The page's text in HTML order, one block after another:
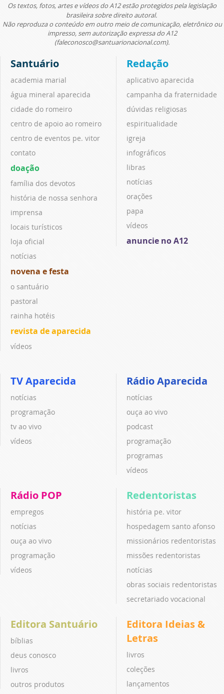
Os textos, fotos, artes e vídeos do A12 estão protegidos pela legislação
brasileira sobre direito autoral.
Não reproduza o conteúdo em outro meio de comunicação, eletrônico ou
impresso, sem autorização expressa do A12
(faleconosco@santuarionacional.com).
Santuário
academia marial
água mineral aparecida
cidade do romeiro
centro de apoio ao romeiro
centro de eventos pe. vitor
contato
doação
família dos devotos
história de nossa senhora
imprensa
locais turísticos
loja oficial
notícias
novena e festa
o santuário
pastoral
rainha hotéis
revista de aparecida
vídeos
Redação
aplicativo aparecida
campanha da fraternidade
dúvidas religiosas
espiritualidade
igreja
infográficos
libras
notícias
orações
papa
vídeos
anuncie no A12
TV Aparecida
notícias
programação
tv ao vivo
vídeos
Rádio Aparecida
notícias
ouça ao vivo
podcast
programação
programas
vídeos
Rádio POP
empregos
notícias
ouça ao vivo
programação
vídeos
Redentoristas
história pe. vitor
hospedagem santo afonso
missionários redentoristas
missões redentoristas
notícias
obras sociais redentoristas
secretariado vocacional
Editora Santuário
bíblias
deus conosco
livros
outros produtos
Editora Ideias &
Letras
livros
coleções
lançamentos